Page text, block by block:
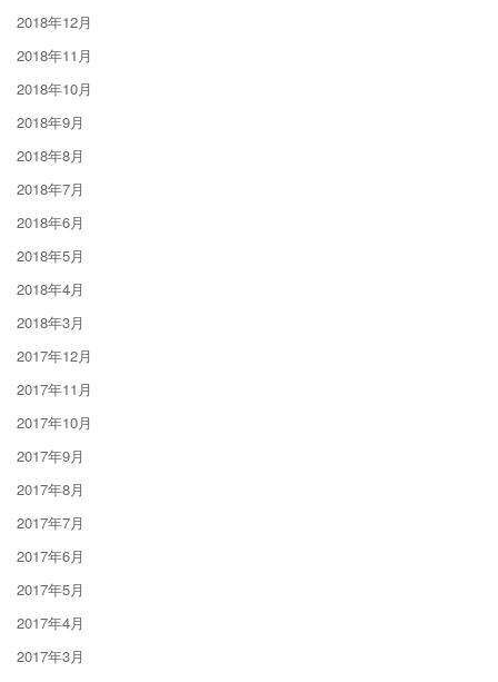
2018年12月
2018年11月
2018年10月
2018年9月
2018年8月
2018年7月
2018年6月
2018年5月
2018年4月
2018年3月
2017年12月
2017年11月
2017年10月
2017年9月
2017年8月
2017年7月
2017年6月
2017年5月
2017年4月
2017年3月